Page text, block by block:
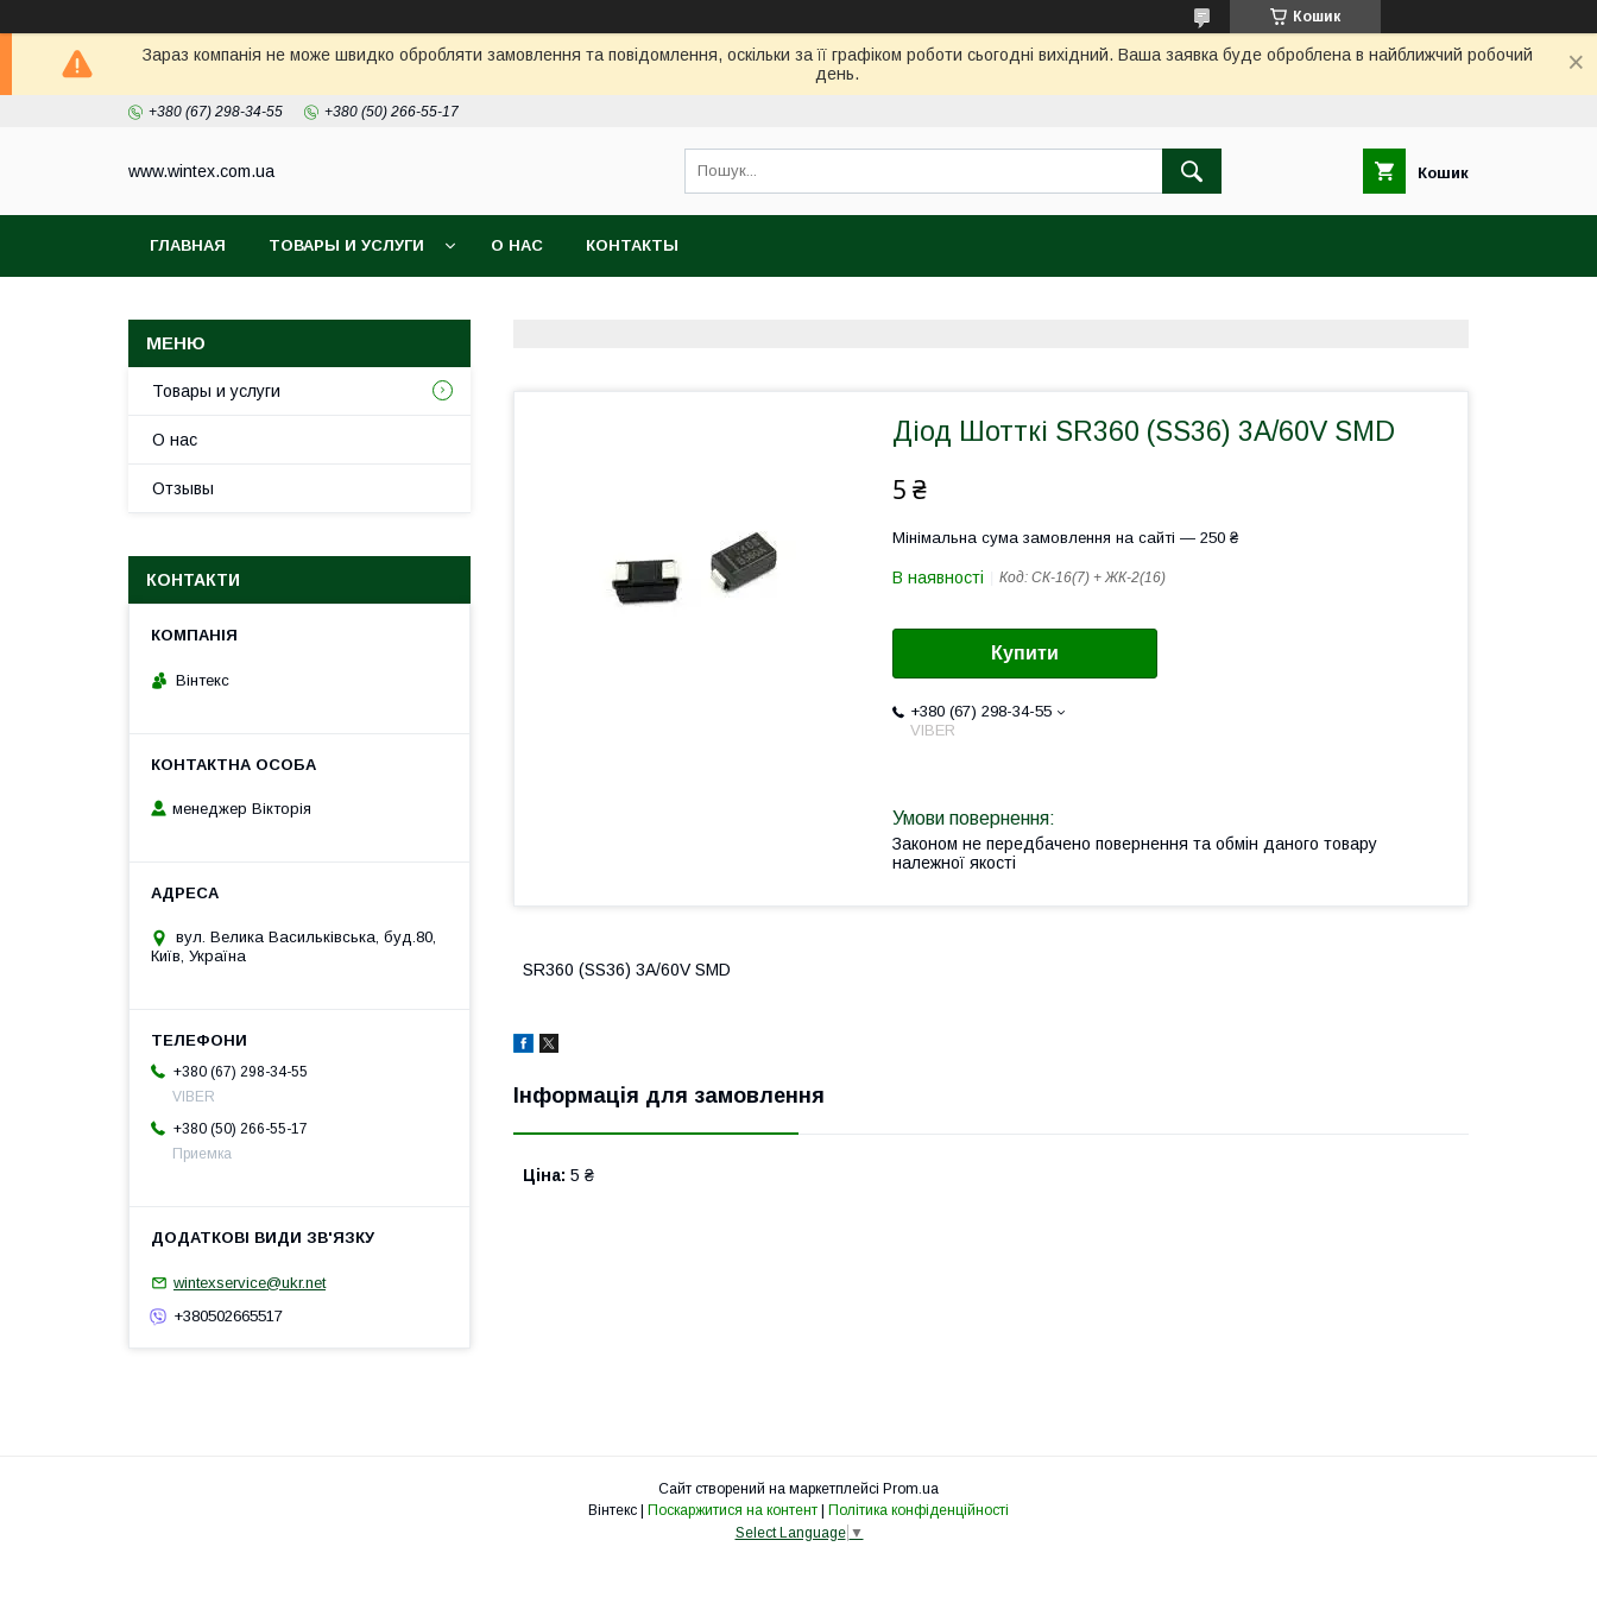
Кошик
Зараз компанія не може швидко обробляти замовлення та повідомлення, оскільки за її графіком роботи сьогодні вихідний. Ваша заявка буде оброблена в найближчий робочий
день.
+380 (67) 298-34-55 +380 (50) 266-55-17
www.wintex.com.ua Кошик
ГЛАВНАЯ ТОВАРЫ И УСЛУГИ О НАС КОНТАКТЫ
Діод Шотткі SR360 (SS36) 3A/60V SMD
5 ₴
Мінімальна сума замовлення на сайті — 250 ₴
В наявності Код: CК-16(7) + ЖК-2(16)
Купити
+380 (67) 298-34-55
VIBER
Законом не передбачено повернення та обмін даного товару
належної якості
SR360 (SS36) 3A/60V SMD
Інформація для замовлення
Ціна: 5 ₴
Товары и услуги
О нас
Отзывы
КОНТАКТИ
Вінтекс
менеджер Вікторія
вул. Велика Васильківська, буд.80,
Київ, Україна
+380 (67) 298-34-55
VIBER
+380 (50) 266-55-17
Приемка
wintexservice@ukr.net
+380502665517
Сайт створений на маркетплейсі Prom.ua
Поскаржитися на контент
Політика конфіденційності
Select Language ▼